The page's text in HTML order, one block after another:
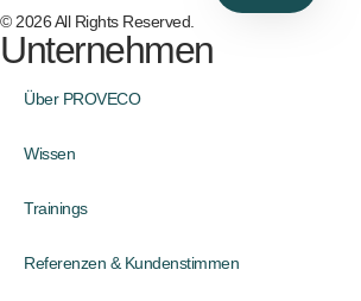
© 2026 All Rights Reserved.
Unternehmen
Über PROVECO
Wissen
Trainings
Referenzen & Kundenstimmen